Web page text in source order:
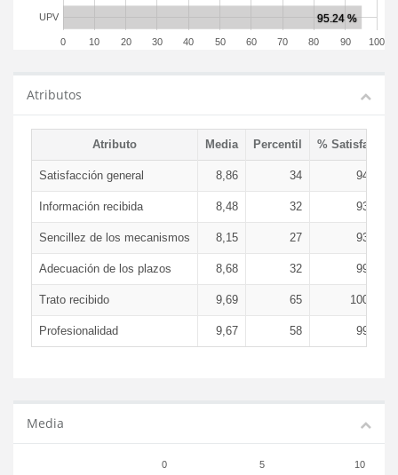
0 10 20 30 40 50 60 70 80 90 100
UPV
Atributos
Atributo Media Percentil % Satisfacción
Satisfacción general 8,86 34 94,31 %
Información recibida 8,48 32 93,71 %
Sencillez de los mecanismos 8,15 27 93,75 %
Adecuación de los plazos 8,68 32 99,45 %
Trato recibido 9,69 65 100,00 %
Profesionalidad 9,67 58 99,70 %
Media
0 5 10